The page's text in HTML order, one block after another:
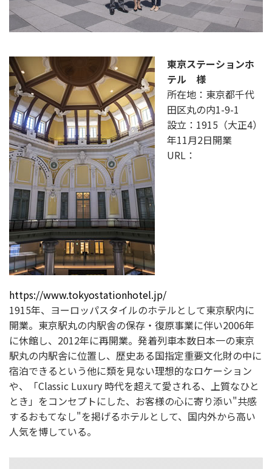
東京ステーションホ
テル 様
所在地：東京都千代
田区丸の内1-9-1
設立：1915（大正4）
年11月2日開業
URL：
https://www.tokyostationhotel.jp/
1915年、ヨーロッパスタイルのホテルとして東京駅内に
開業。東京駅丸の内駅舎の保存・復原事業に伴い2006年
に休館し、2012年に再開業。発着列車本数日本一の東京
駅丸の内駅舎に位置し、歴史ある国指定重要文化財の中に
宿泊できるという他に類を見ない理想的なロケーション
や、「Classic Luxury 時代を超えて愛される、上質なひと
とき」をコンセプトにした、お客様の心に寄り添い"共感
するおもてなし"を掲げるホテルとして、国内外から高い
人気を博している。